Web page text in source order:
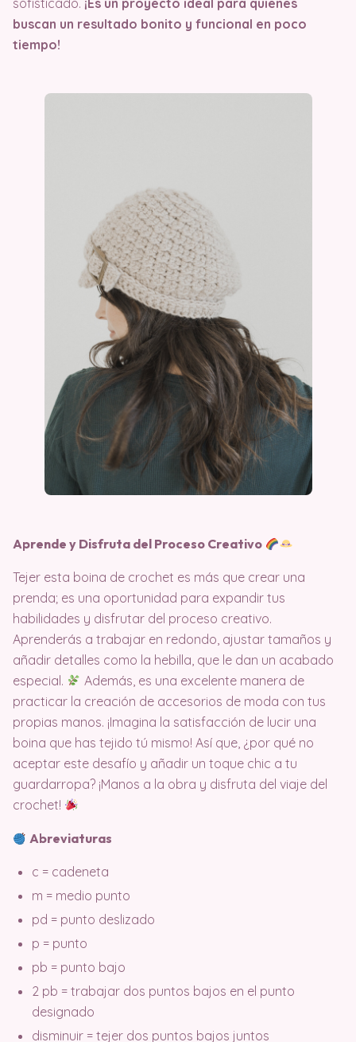
sofisticado. ¡Es un proyecto ideal para quienes
buscan un resultado bonito y funcional en poco
tiempo!
Aprende y Disfruta del Proceso Creativo
Tejer esta boina de crochet es más que crear una
prenda; es una oportunidad para expandir tus
habilidades y disfrutar del proceso creativo.
Aprenderás a trabajar en redondo, ajustar tamaños y
añadir detalles como la hebilla, que le dan un acabado
especial.
Además, es una excelente manera de
practicar la creación de accesorios de moda con tus
propias manos. ¡Imagina la satisfacción de lucir una
boina que has tejido tú mismo! Así que, ¿por qué no
aceptar este desafío y añadir un toque chic a tu
guardarropa? ¡Manos a la obra y disfruta del viaje del
crochet!
Abreviaturas
c = cadeneta
m = medio punto
pd = punto deslizado
p = punto
pb = punto bajo
2 pb = trabajar dos puntos bajos en el punto
designado
disminuir = tejer dos puntos bajos juntos